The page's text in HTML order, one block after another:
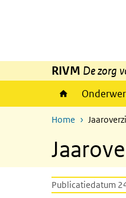
RIVM De zorg
Home
Publicatiedatum